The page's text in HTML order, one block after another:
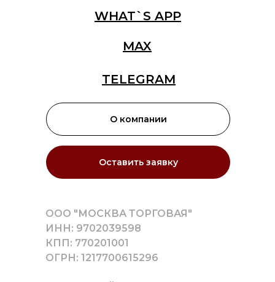
Оставить заявку
О компании
MAX
TELEGRAM
WHAT`S APP
ООО "МОСКВА ТОРГОВАЯ"
ИНН: 9702039598
КПП: 770201001
ОГРН: 1217700615296